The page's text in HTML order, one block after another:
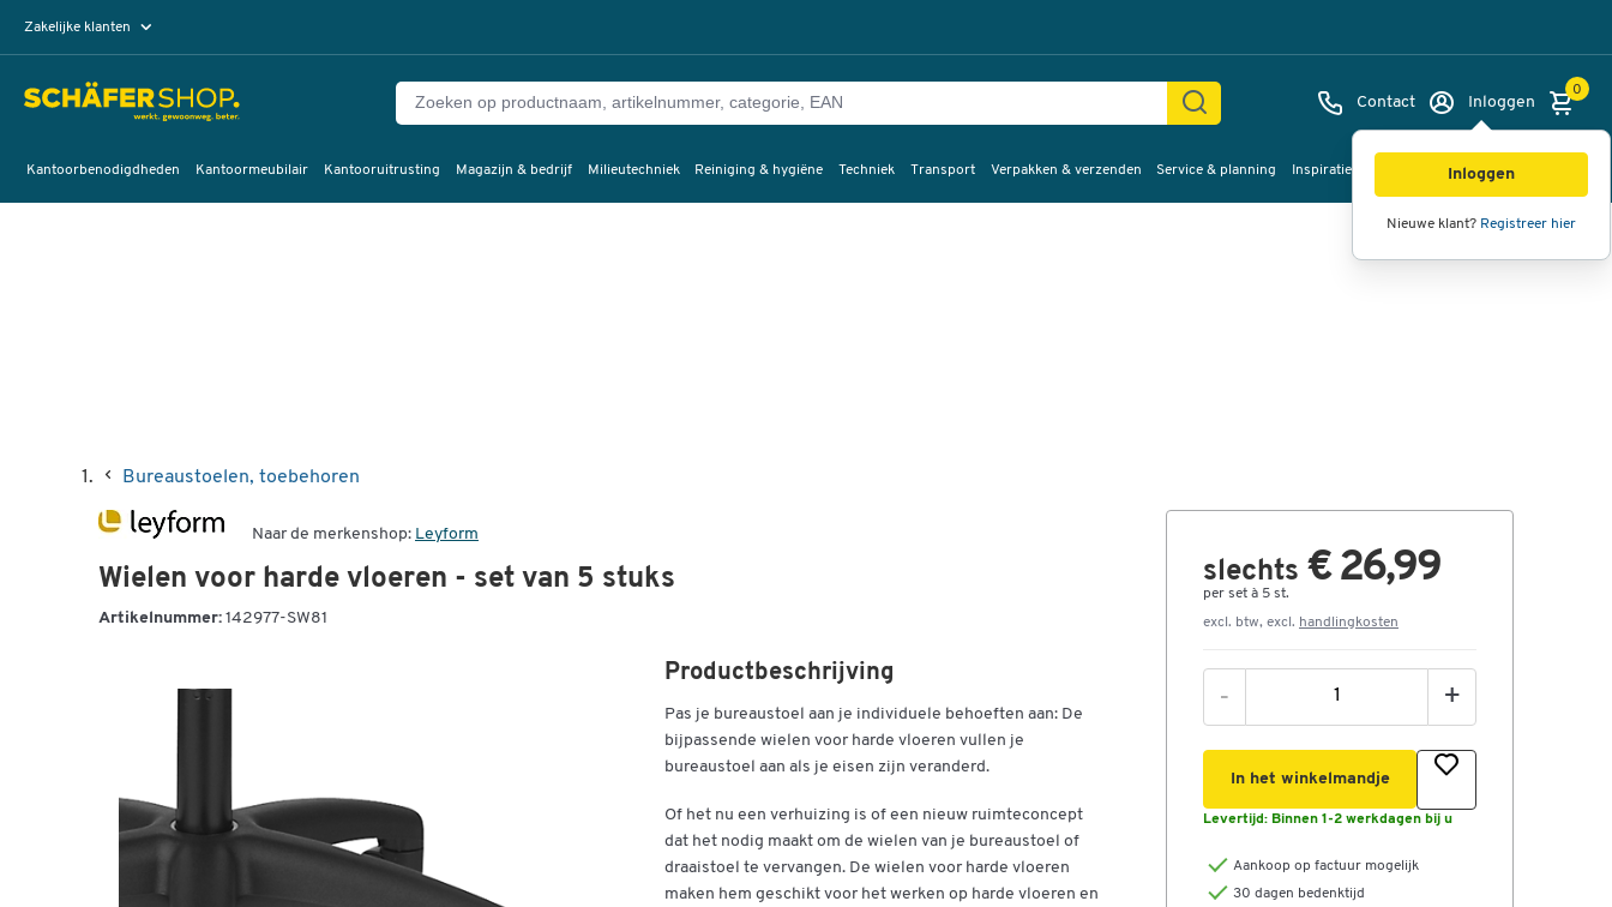
Zakelijke klanten
Contact Inloggen
Inloggen
Nieuwe klant? Registreer hier
0
Kantoorbenodigdheden Kantoormeubilair Kantooruitrusting Magazijn & bedrijf Milieutechniek Reiniging & hygiëne Techniek Transport Verpakken & verzenden Service & planning Inspiratie
Bureaustoelen, toebehoren
Naar de merkenshop: Leyform
Wielen voor harde vloeren - set van 5 stuks
Artikelnummer: 142977-SW81
Productbeschrijving
Pas je bureaustoel aan je individuele behoeften aan: De
bijpassende wielen voor harde vloeren vullen je
bureaustoel aan als je eisen zijn veranderd.
Of het nu een verhuizing is of een nieuw ruimteconcept
dat het nodig maakt om de wielen van je bureaustoel of
draaistoel te vervangen. De wielen voor harde vloeren
maken hem geschikt voor het werken op harde vloeren en
slechts € 26,99
per set à 5 st.
excl. btw, excl. handlingkosten
- +
In het winkelmandje
Levertijd: Binnen 1-2 werkdagen bij u
Aankoop op factuur mogelijk
30 dagen bedenktijd
Afbeeldingen Video's
360°
weergave